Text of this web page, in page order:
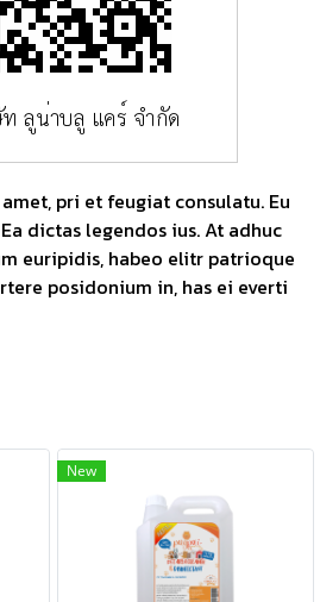
pri et feugiat consulatu. Eu
dictas legendos ius. At adhuc
euripidis, habeo elitr patrioque
posidonium in, has ei everti
New